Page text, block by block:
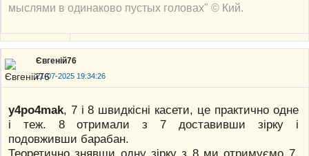
мыслями в одинаково пустых головах" © Кий.
Євгеній76
21-07-2025 19:34:26
y4po4mak, 7 і 8 швидкісні касети, це практично одне
і теж. 8 отримали з 7 доставивши зірку і
подовживши барабан.
Теоретично знявши одну зірку з 8 ми отримуємо 7.